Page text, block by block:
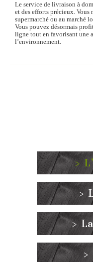
Le service de livraison à
et des efforts précieux. Vous
supermarché ou au marché
Vous pouvez désormais
ligne tout en favorisant une
l’environnement.
>
>
>
>